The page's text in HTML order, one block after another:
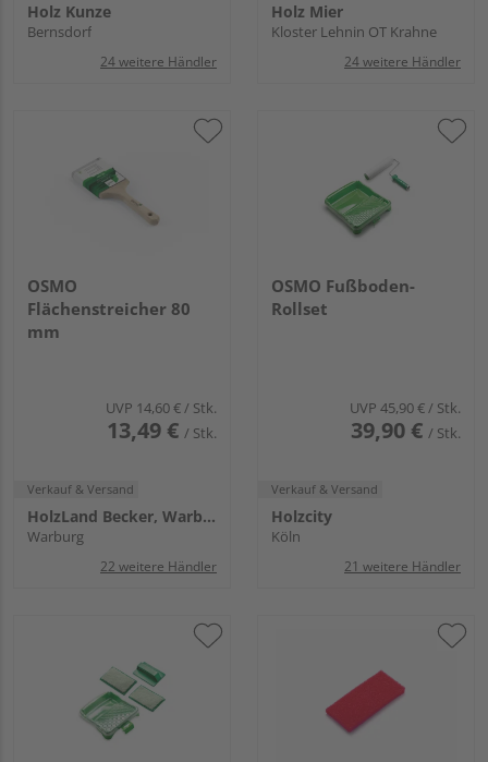
Holz Kunze
Bernsdorf
24 weitere Händler
Holz Mier
Kloster Lehnin OT Krahne
24 weitere Händler
OSMO
Flächenstreicher 80
mm
UVP 14,60 €/ Stk.
13,49 € / Stk.
Verkauf & Versand
HolzLand Becker, Warburg
Warburg
22 weitere Händler
OSMO Fußboden-
Rollset
UVP 45,90 €/ Stk.
39,90 € / Stk.
Verkauf & Versand
Holzcity
Köln
21 weitere Händler